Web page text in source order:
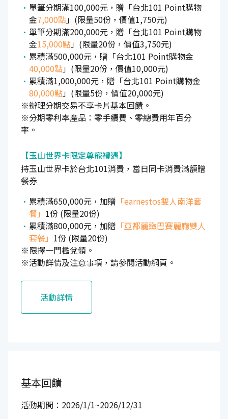
單筆分期滿100,000元，贈「台北101 Point購物
金7,000點」(限量50份，價值1,750元)
單筆分期滿200,000元，贈「台北101 Point購物
金15,000點」(限量20份，價值3,750元)
累積滿500,000元，贈「台北101 Point購物金
40,000點」(限量20份，價值10,000元)
累積滿1,000,000元，贈「台北101 Point購物金
80,000點」(限量5份，價值20,000元)
※辦理分期交易不享卡片基本回饋。
※分期零利率產品：零手續費、零總費用年百分
率。
【玉山世界卡限定尊寵禮遇】
持玉山世界卡於台北101消費，當日同卡消費滿額贈
餐券
累積滿650,000元，加贈 「earnestos雙人南洋套
餐」 1份 (限量20份)
累積滿800,000元，加贈 「亞都麗緻巴賽麗廳雙人
套餐」 1份 (限量20份)
※限擇一門檻兌領。
※活動詳情及注意事項，請參閱活動網頁。
活動詳情
基本回饋
活動期間：2026/1/1~2026/12/31